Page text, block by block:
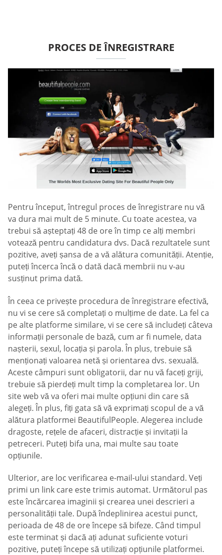
PROCES DE ÎNREGISTRARE
Pentru început, întregul proces de înregistrare nu vă
va dura mai mult de 5 minute. Cu toate acestea, va
trebui să așteptați 48 de ore în timp ce alți membri
votează pentru candidatura dvs. Dacă rezultatele sunt
pozitive, aveți șansa de a vă alătura comunității. Atenție,
puteți încerca încă o dată dacă membrii nu v-au
susținut prima dată.
În ceea ce privește procedura de înregistrare efectivă,
nu vi se cere să completați o mulțime de date. La fel ca
pe alte platforme similare, vi se cere să includeți câteva
informații personale de bază, cum ar fi numele, data
nașterii, sexul, locația și parola. În plus, trebuie să
menționați valoarea netă și orientarea dvs. sexuală.
Aceste câmpuri sunt obligatorii, dar nu vă faceți griji,
trebuie să pierdeți mult timp la completarea lor. Un
site web vă va oferi mai multe opțiuni din care să
alegeți. În plus, fiți gata să vă exprimați scopul de a vă
alătura platformei BeautifulPeople. Alegerea include
dragoste, rețele de afaceri, distracție și invitații la
petreceri. Puteți bifa una, mai multe sau toate
opțiunile.
Ulterior, are loc verificarea e-mail-ului standard. Veți
primi un link care este trimis automat. Următorul pas
este încărcarea imaginii și crearea unei descrieri a
personalității tale. După îndeplinirea acestui punct,
perioada de 48 de ore începe să bifeze. Când timpul
este terminat și dacă ați adunat suficiente voturi
pozitive, puteți începe să utilizați opțiunile platformei.